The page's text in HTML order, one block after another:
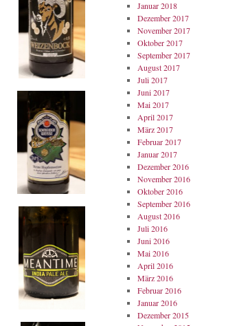
Januar 2018
Dezember 2017
November 2017
Oktober 2017
September 2017
August 2017
Juli 2017
Juni 2017
Mai 2017
April 2017
März 2017
Februar 2017
Januar 2017
Dezember 2016
November 2016
Oktober 2016
September 2016
August 2016
Juli 2016
Juni 2016
Mai 2016
April 2016
März 2016
Februar 2016
Januar 2016
Dezember 2015